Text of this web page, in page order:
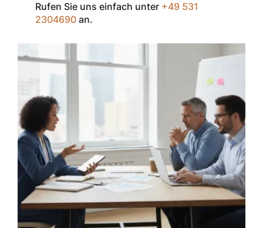
Zum Einlösen
geben Sie den
an der Kasse
ein.
nur einmal pro
Kunde
einsetzbar und
nicht
kombinierbar mit
anderen
Rabatten oder
bestehenden
Sonderkonditionen.
Rufen Sie uns einfach unter +49 531
2304690 an.